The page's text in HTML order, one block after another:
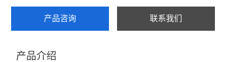
产品咨询 联系我们
产品介绍